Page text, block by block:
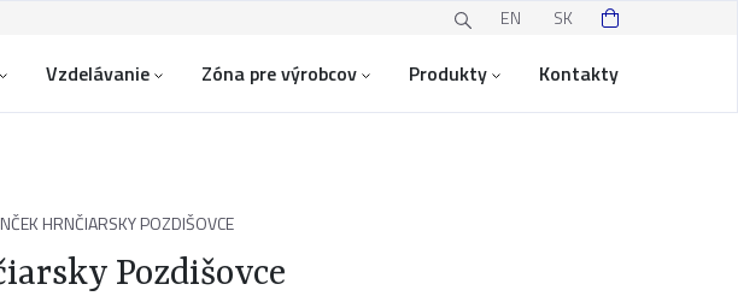
EN SK
Vzdelávanie Zóna pre výrobcov Produkty Kontakty
HRNČIARSKY POZDIŠOVCE
Pozdišovce